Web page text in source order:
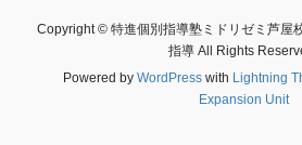
Copyright © 特進個別指導塾ミドリゼミ芦屋
指導 All Rights
Powered by WordPresswith Lightning
Expansion Unit